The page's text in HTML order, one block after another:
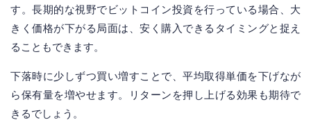
す。長期的な視野でビットコイン投資を行っている場合、大
きく価格が下がる局面は、安く購入できるタイミングと捉え
ることもできます。
下落時に少しずつ買い増すことで、平均取得単価を下げなが
ら保有量を増やせます。リターンを押し上げる効果も期待で
きるでしょう。